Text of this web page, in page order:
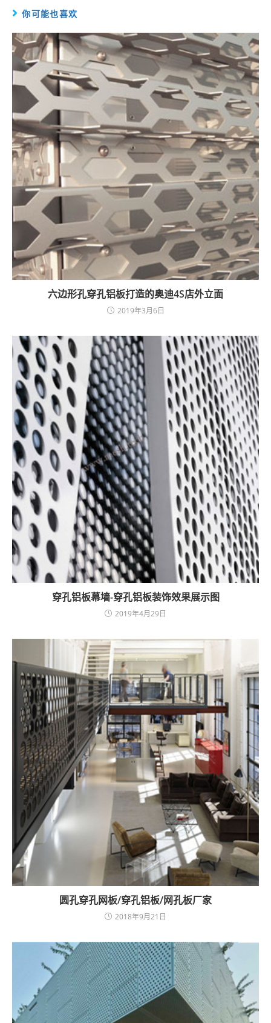
你可能也喜欢
六边形孔穿孔铝板打造的奥迪4S店外立面
2019年3月6日
穿孔铝板幕墙-穿孔铝板装饰效果展示图
2019年4月29日
圆孔穿孔网板/穿孔铝板/网孔板厂家
2018年9月21日